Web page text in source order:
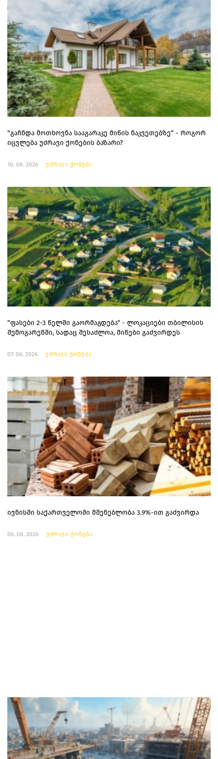
"გაჩნდა მოთხოვნა სააგარაკე მიწის ნაკვეთებზე“ - როგორ
იცვლება უძრავი ქონების ბაზარი?
10. 08. 2026 უძრავი ქონება
"ფასები 2-3 წელში გაორმაგდება“ - ლოკაციები თბილისის
შემოგარენში, სადაც შესაძლოა, მიწები გაძვირდეს
07. 08. 2026 უძრავი ქონება
ივნისში საქართველოში მშენებლობა 3.9%-ით გაძვირდა
06. 08. 2026 უძრავი ქონება